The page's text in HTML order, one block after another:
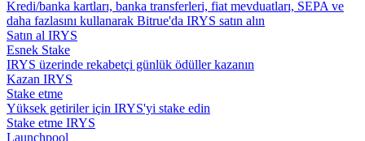
Ticaret stratejileri
Nasıl kârlı kalabileceğinizi öğrenin
Kredi/banka kartları, banka transferleri, fiat mevduatları, SEPA ve
daha fazlasını kullanarak Bitrue'da IRYS satın alın
Satın al IRYS
Esnek Stake
IRYS üzerinde rekabetçi günlük ödüller kazanın
Kazan IRYS
Stake etme
Yüksek getiriler için IRYS'yi stake edin
Stake etme IRYS
Launchpool